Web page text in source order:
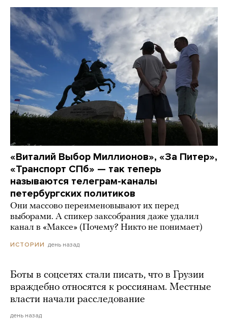
«Виталий Выбор Миллионов», «За Питер»,
«Транспорт СПб» — так теперь
называются телеграм-каналы
петербургских политиков
Они массово переименовывают их перед
выборами. А спикер заксобрания даже удалил
канал в «Максе» (Почему? Никто не понимает)
ИСТОРИИ день назад
Боты в соцсетях стали писать, что в Грузии
враждебно относятся к россиянам. Местные
власти начали расследование
день назад